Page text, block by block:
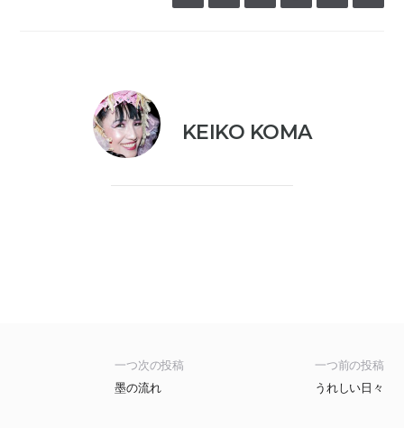
KEIKO KOMA
一つ前の投稿
うれしい日々
一つ次の投稿
墨の流れ